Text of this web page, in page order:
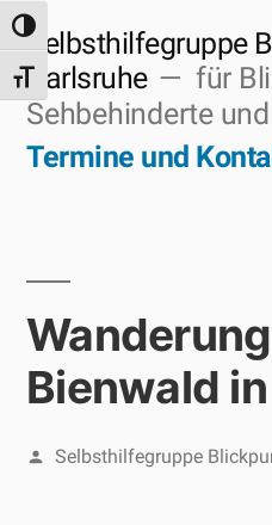
Zum
Inhalt
springen
Umschalten auf hohe Kontraste
Schrift vergrößern
Selbsthilfegruppe
Karlsruhe
für
Sehbehinderte
Termine und
Bienwald
Veröffentlicht
Selbsthilfegruppe